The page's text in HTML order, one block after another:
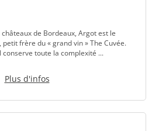
de Bordeaux, Argot est le
frère du « grand vin » The Cuvée.
conserve toute la complexité ...
Plus d'infos